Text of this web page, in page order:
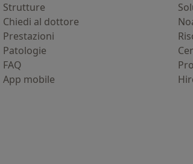
Strutture
Chiedi al dottore
Prestazioni
Patologie
FAQ
App mobile